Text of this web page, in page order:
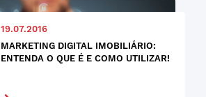
19.07.2016
MARKETING DIGITAL IMOBILIÁRIO:
ENTENDA O QUE É E COMO UTILIZAR!